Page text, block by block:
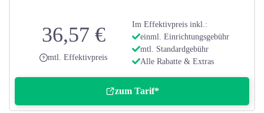
36,57 €
mtl. Effektivpreis
Im Effektivpreis inkl.:
einml. Einrichtungsgebühr
mtl. Standardgebühr
Alle Rabatte & Extras
zum Tarif*